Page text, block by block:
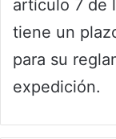
artículo 7 de
tiene un
para su
expedición.